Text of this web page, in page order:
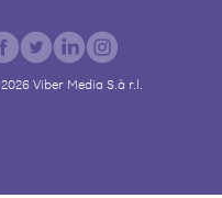
2026Viber Media S.à r.l.